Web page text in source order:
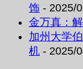
饰 - 2025/
金万真：
加州大学
机 - 2025/